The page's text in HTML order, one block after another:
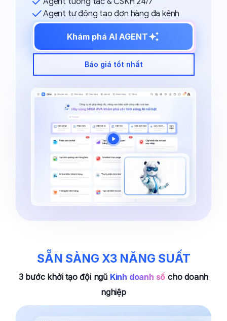
Agent tự động tạo đơn hàng đa kênh
Khám phá AI AGENT
Báo giá tốt nhất
SẴN SÀNG X3 NĂNG SUẤT
3 bước khởi tạo đội ngũ Kinh doanh số cho doanh
nghiệp